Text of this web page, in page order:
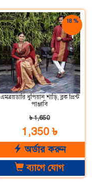
18 %
এমব্রয়ডারি ধুপিয়ান শাড়ি, ব্লক প্রিন্ট
পাঞ্জাবি
৳ 1,650
1,350 ৳
অর্ডার করুন
ব্যাগে যোগ